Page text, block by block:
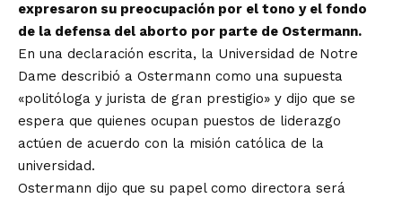
expresaron su preocupación por el tono y el fondo
de la defensa del aborto por parte de Ostermann.
En una declaración escrita, la Universidad de Notre
Dame describió a Ostermann como una supuesta
«politóloga y jurista de gran prestigio» y dijo que se
espera que quienes ocupan puestos de liderazgo
actúen de acuerdo con la misión católica de la
universidad.
Ostermann dijo que su papel como directora será